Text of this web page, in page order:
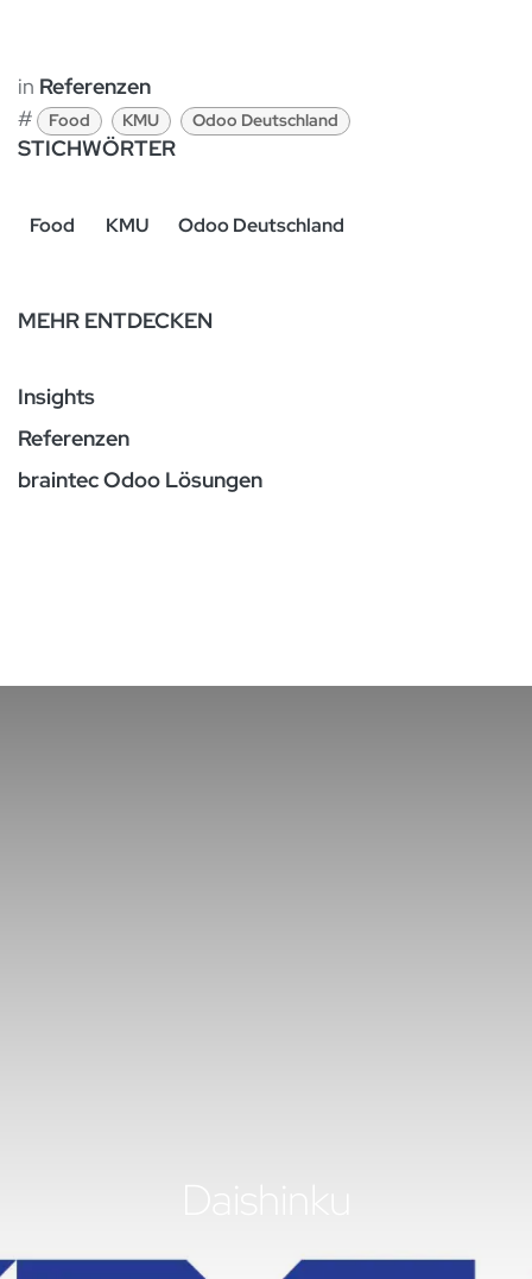
in Referenzen
#
Food KMU Odoo Deutschland
STICHWÖRTER
Food KMU Odoo Deutschland
MEHR ENTDECKEN
Insights
Referenzen
braintec Odoo Lösungen